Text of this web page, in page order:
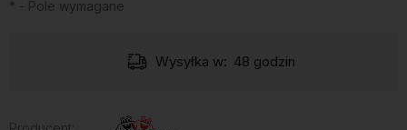
* - Pole wymagane
Wysyłka w: 48 godzin